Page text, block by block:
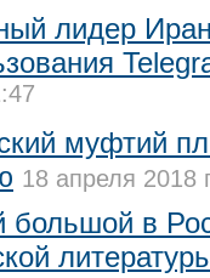
лидер
муфтий
18 апреля 2018
в